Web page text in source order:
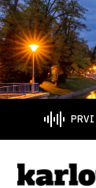
PRVI